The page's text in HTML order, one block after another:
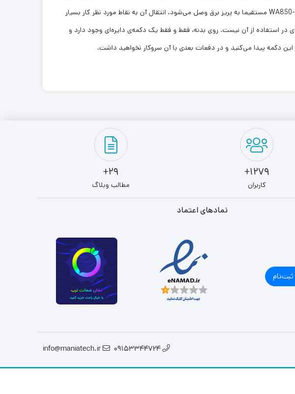
خانه‌های ما هماهنگی رنگی داشته‌باشد و از اینکه آن‌را به پریز وصل کنید حس بدی نداشته‌باشید. از آن‌جایی که WA850-RE مستقیما به پریز برق وصل می‌شود، انتقال آن به نقاط مورد نظر کار بسیار
در استفاده از آن نیست. روی بدنه‌، فقط و فقط یک دکمه‌ی دایره‌ای وجود دارد و
دکمه پیدا می‌کنید و در دفعات بعدی با آن سروکار نخواهید داشت.
1279+
کاربران
29+
مطالب وبلاگ
ثبت‌نام
نمادهای اعتماد
09153344724
info@maniatech.ir